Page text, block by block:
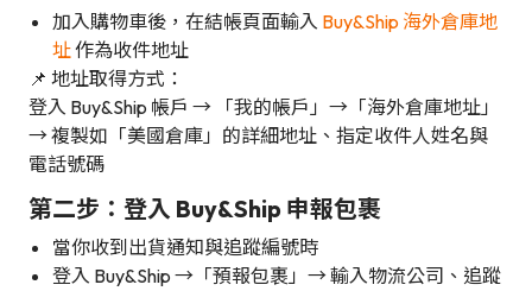
加入購物車後，在結帳頁面輸入 Buy&Ship 海外倉庫地
址作為收件地址
📌 地址取得方式：
登入 Buy&Ship 帳戶 → 「我的帳戶」→「海外倉庫地址」
→ 複製如「美國倉庫」的詳細地址、指定收件人姓名與
電話號碼
第二步：登入 Buy&Ship 申報包裹
當你收到出貨通知與追蹤編號時
登入 Buy&Ship →「預報包裹」→ 輸入物流公司、追蹤